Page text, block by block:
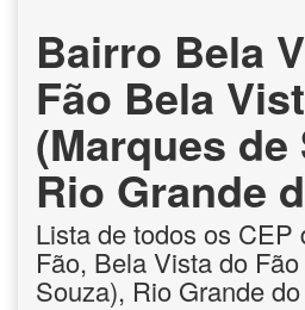
Bairro Bela
Fão Bela
(Marques de
Rio Grande
Lista de todos os CEP
Fão, Bela Vista do
Souza), Rio Grande